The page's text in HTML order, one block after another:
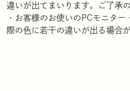
違いが出てまいります。ご了承
・お客様のお使いのPCモニタ
際の色に若干の違いが出る場合